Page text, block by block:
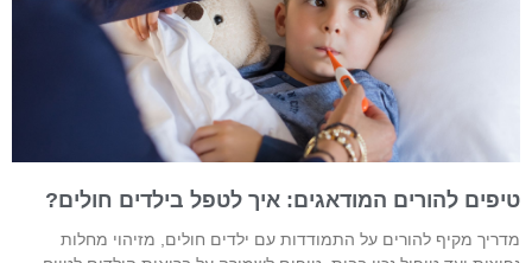
להורים המודאגים: איך לטפל בילדים חולים?
מקיף להורים על התמודדות עם ילדים חולים, מזיהוי מחלות